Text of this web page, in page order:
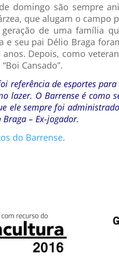
domingo são sempre
que alugam o campo
de uma família
e seu pai Délio Braga
Depois, como
Cansado”.
referência de esportes
lazer. O Barrense é
ele sempre foi
Braga – Ex-jogador.
do Barrense.